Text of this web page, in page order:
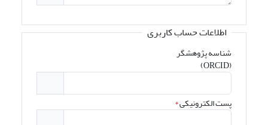
اطلاعات حساب کاربری
شناسه پژوهشگر
(ORCID)
پست الکترونیکی*